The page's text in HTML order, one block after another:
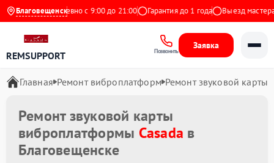
Благовещенск
Ежедневно с 9:00 до 21:00 Гарантия до 1 года Выезд мастера
REMSUPPORT Позвонить
Заявка
Главная Ремонт виброплатформ Ремонт звуковой карты
Ремонт звуковой карты
виброплатформы Casada в
Благовещенске